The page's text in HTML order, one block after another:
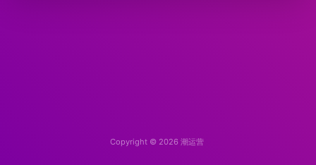
Copyright © 2026 潮运营